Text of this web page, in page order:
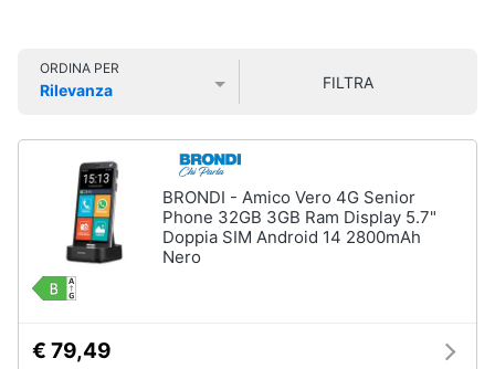
home
Audio
Clima
Arredo
ORDINA PER
Rilevanza
FILTRA
BRONDI - Amico Vero 4G Senior
Phone 32GB 3GB Ram Display 5.7"
Doppia SIM Android 14 2800mAh
Nero
€ 79,49